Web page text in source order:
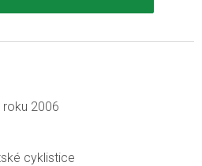
roku 2006
cyklistice